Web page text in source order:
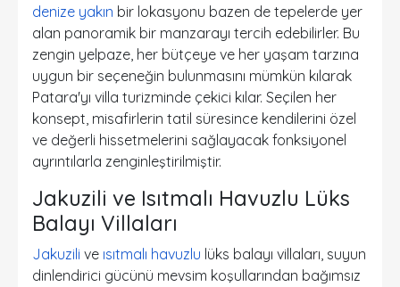
denize yakın bir lokasyonu bazen de tepelerde yer
alan panoramik bir manzarayı tercih edebilirler. Bu
zengin yelpaze, her bütçeye ve her yaşam tarzına
uygun bir seçeneğin bulunmasını mümkün kılarak
Patara'yı villa turizminde çekici kılar. Seçilen her
konsept, misafirlerin tatil süresince kendilerini özel
ve değerli hissetmelerini sağlayacak fonksiyonel
ayrıntılarla zenginleştirilmiştir.
Jakuzili ve Isıtmalı Havuzlu Lüks
Balayı Villaları
Jakuzili ve ısıtmalı havuzlu lüks balayı villaları, suyun
dinlendirici gücünü mevsim koşullarından bağımsız